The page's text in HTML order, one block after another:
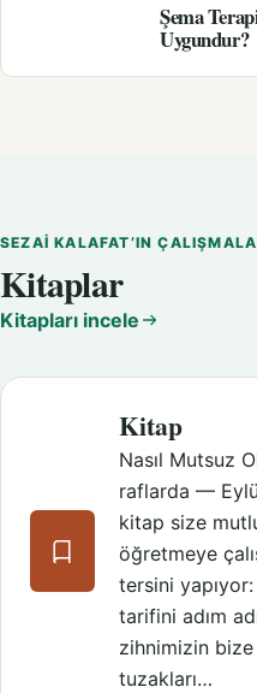
Şema
Uygundur?
SEZAI KALAFAT’IN
Kitaplar
Kitapları incele
Kitap
Nasıl Mutsuz
raflarda —
kitap size
öğretmeye
tersini
tarifini adım
zihnimizin bize
tuzakları…